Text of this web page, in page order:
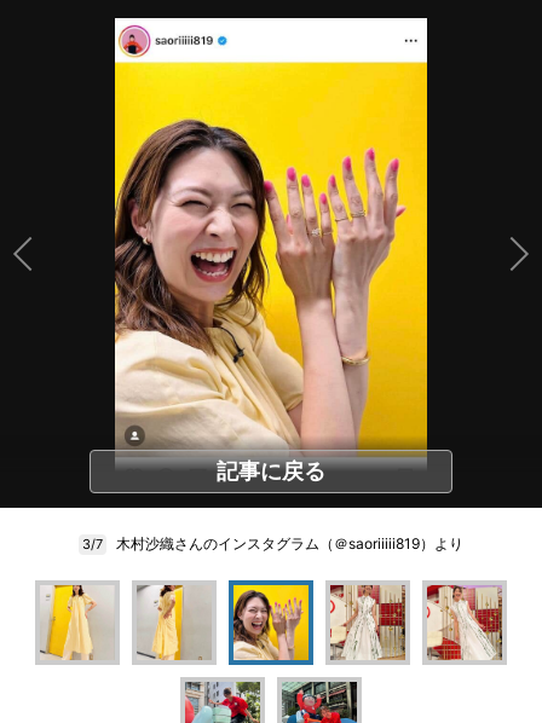
記事に戻る
3/7 木村沙織さんのインスタグラム（＠saoriiiii819）より